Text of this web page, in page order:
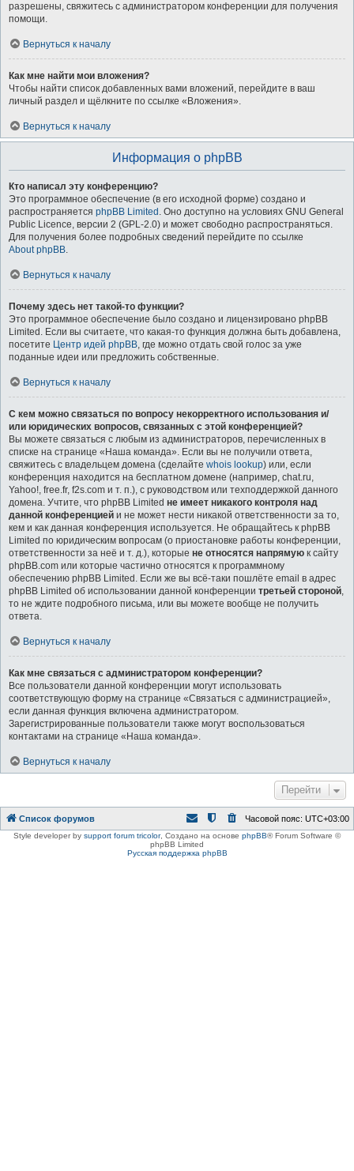
разрешены, свяжитесь с администратором конференции для получения
помощи.
Вернуться к началу
Как мне найти мои вложения?
Чтобы найти список добавленных вами вложений, перейдите в ваш
личный раздел и щёлкните по ссылке «Вложения».
Вернуться к началу
Информация о phpBB
Кто написал эту конференцию?
Это программное обеспечение (в его исходной форме) создано и
распространяется phpBB Limited . Оно доступно на условиях GNU General
Public Licence, версии 2 (GPL-2.0) и может свободно распространяться.
Для получения более подробных сведений перейдите по ссылке
About phpBB.
Вернуться к началу
Почему здесь нет такой-то функции?
Это программное обеспечение было создано и лицензировано phpBB
Limited. Если вы считаете, что какая-то функция должна быть добавлена,
посетите Центр идей phpBB, где можно отдать свой голос за уже
поданные идеи или предложить собственные.
Вернуться к началу
С кем можно связаться по вопросу некорректного использования и/
или юридических вопросов, связанных с этой конференцией?
Вы можете связаться с любым из администраторов, перечисленных в
списке на странице «Наша команда». Если вы не получили ответа,
свяжитесь с владельцем домена (сделайте whois lookup) или, если
конференция находится на бесплатном домене (например, chat.ru,
Yahoo!, free.fr, f2s.com и т. п.), с руководством или техподдержкой данного
домена. Учтите, что phpBB Limited не имеет никакого контроля над
данной конференцией и не может нести никакой ответственности за то,
кем и как данная конференция используется. Не обращайтесь к phpBB
Limited по юридическим вопросам (о приостановке работы конференции,
ответственности за неё и т. д.), которые не относятся напрямую к сайту
phpBB.com или которые частично относятся к программному
обеспечению phpBB Limited. Если же вы всё-таки пошлёте email в адрес
phpBB Limited об использовании данной конференции третьей стороной,
то не ждите подробного письма, или вы можете вообще не получить
ответа.
Вернуться к началу
Как мне связаться с администратором конференции?
Все пользователи данной конференции могут использовать
соответствующую форму на странице «Связаться с администрацией»,
если данная функция включена администратором.
Зарегистрированные пользователи также могут воспользоваться
контактами на странице «Наша команда».
Вернуться к началу
Перейти
Список форумов Часовой пояс: UTC+03:00
Style developer by support forum tricolor, Создано на основе phpBB® Forum Software ©
phpBB Limited
Русская поддержка phpBB